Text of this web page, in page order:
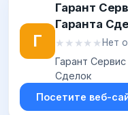
Г
Гарант
Гаранта
★★★★★
★★★★★ Нет
Гарант
Сделок
Посетите веб-